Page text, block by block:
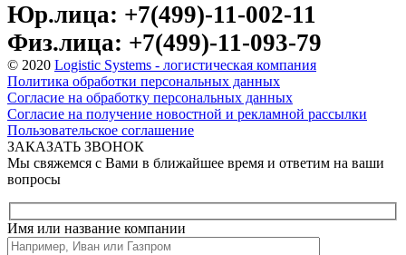
Юр.лица: +7(499)-11-002-11
Физ.лица: +7(499)-11-093-79
© 2020 Logistic Systems - логистическая компания
Политика обработки персональных данных
Согласие на обработку персональных данных
Согласие на получение новостной и рекламной рассылки
Пользовательское соглашение
ЗАКАЗАТЬ ЗВОНОК
Мы свяжемся с Вами в ближайшее время и ответим на ваши
вопросы
Имя или название компании